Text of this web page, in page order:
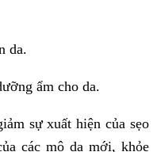
da.
ẩm cho da.
sự xuất hiện của sẹo
các mô da mới, khỏe